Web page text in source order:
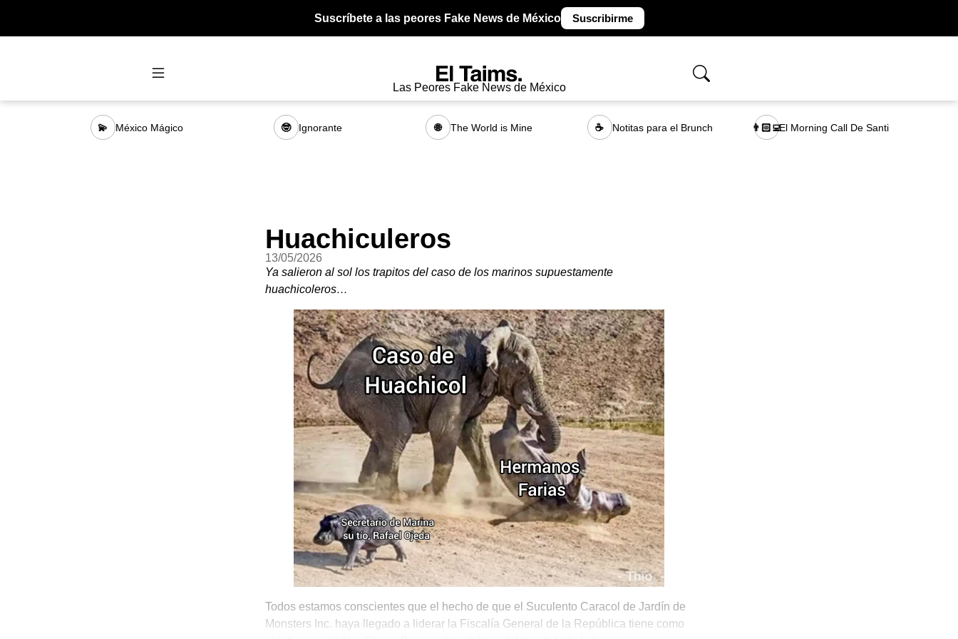
Suscríbete a las peores Fake News de México Suscribirme
Las Peores Fake News de México
💫 México Mágico 🤓 Ignorante 🌐 The World is Mine ☕ Notitas para el Brunch 👨🏻‍💻El Morning Call De Santi
Huachiculeros
13/05/2026
Ya salieron al sol los trapitos del caso de los marinos supuestamente
huachicoleros…
Todos estamos conscientes que el hecho de que el Suculento Caracol de Jardín de
Monsters Inc. haya llegado a liderar la Fiscalía General de la República tiene como